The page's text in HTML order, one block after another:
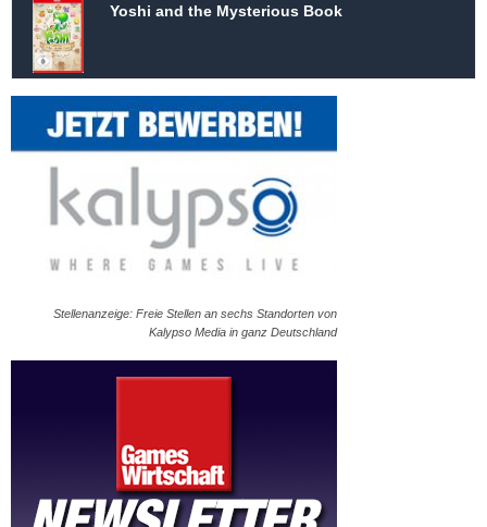
Yoshi and the Mysterious Book
Stellenanzeige: Freie Stellen an sechs Standorten von
Kalypso Media in ganz Deutschland